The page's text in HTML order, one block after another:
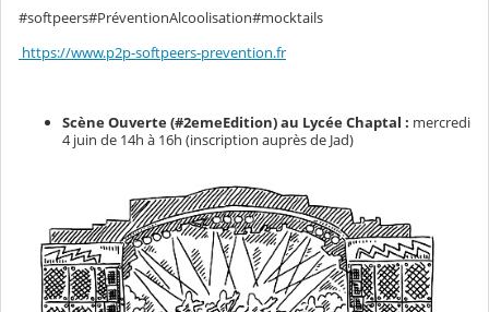
#softpeers#PréventionAlcoolisation#mocktails
https://www.p2p-softpeers-prevention.fr
Scène Ouverte (#2emeEdition) au Lycée Chaptal : mercredi
4 juin de 14h à 16h (inscription auprès de Jad)